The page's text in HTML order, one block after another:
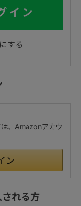
イン
する
、Amazonアカウ
れる方